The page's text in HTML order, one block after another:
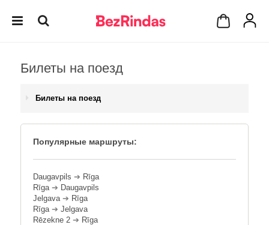
Билеты на поезд
Билеты на поезд
Популярные маршруты:
Daugavpils ➔ Rīga
Rīga➔ Daugavpils
Jelgava➔ Rīga
Rīga➔ Jelgava
Rēzekne 2 ➔ Rīga